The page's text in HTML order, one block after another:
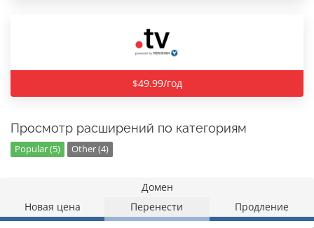
$49.99/год
Просмотр расширений по категориям
Popular (5) Other (4)
Домен
Новая цена
Перенести Продление